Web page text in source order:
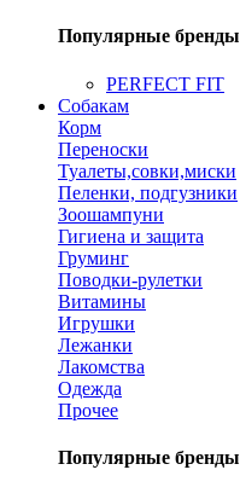
Популярные бренды
PERFECT FIT
Собакам
Корм
Переноски
Туалеты,совки,миски
Пеленки, подгузники
Зоошампуни
Гигиена и защита
Груминг
Поводки-рулетки
Витамины
Игрушки
Лежанки
Лакомства
Одежда
Прочее
Популярные бренды